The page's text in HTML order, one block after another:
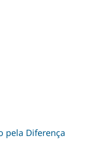
pela Diferença